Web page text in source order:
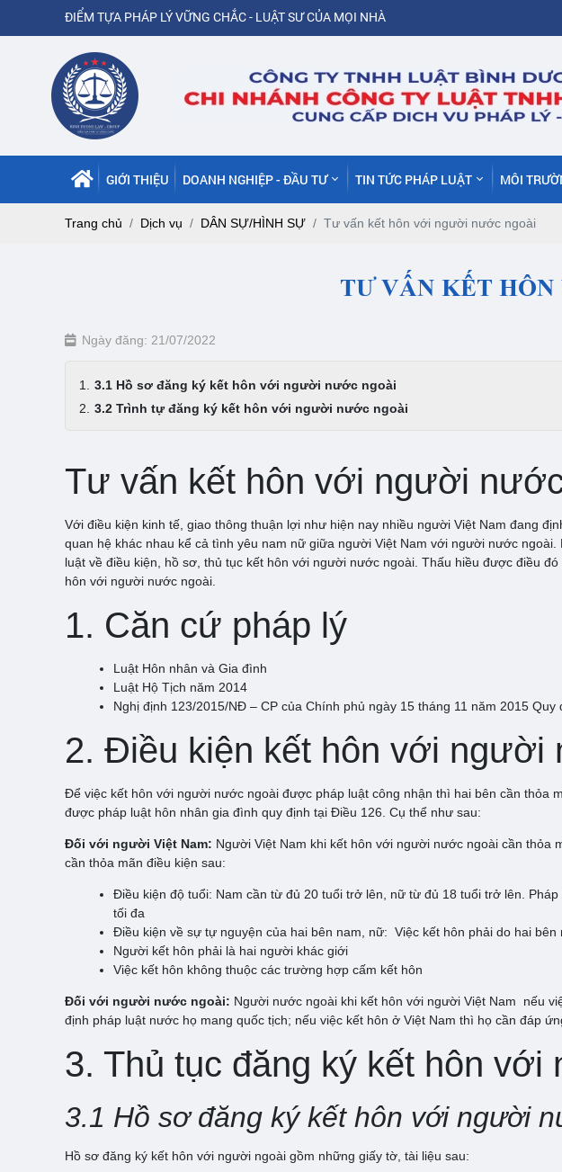
ĐIỂM TỰA PHÁP LÝ VỮNG CHẮC - LUẬT SƯ CỦA MỌI NHÀ
GIỚI THIỆU DOANH NGHIỆP - ĐẦU TƯ TIN TỨC PHÁP LUẬT MÔI
Trang chủ Dịch vụ DÂN SỰ/HÌNH SỰ Tư vấn kết hôn với người nước ngoài
TƯ VẤN KẾT
Ngày đăng: 21/07/2022
3.1 Hồ sơ đăng ký kết hôn với người nước ngoài
3.2 Trình tự đăng ký kết hôn với người nước ngoài
Tư vấn kết hôn với người
Với điều kiện kinh tế, giao thông thuận lợi như hiện nay nhiều người Việt Nam đang
quan hệ khác nhau kể cả tình yêu nam nữ giữa người Việt Nam với người nước
luật về điều kiện, hồ sơ, thủ tục kết hôn với người nước ngoài. Thấu hiều được điều
hôn với người nước ngoài.
1. Căn cứ pháp lý
Luật Hôn nhân và Gia đình
Luật Hộ Tịch năm 2014
Nghị định 123/2015/NĐ – CP của Chính phủ ngày 15 tháng 11 năm 2015
2. Điều kiện kết hôn với người
Để việc kết hôn với người nước ngoài được pháp luật công nhận thì hai bên cần
được pháp luật hôn nhân gia đình quy định tại Điều 126. Cụ thể như sau:
Đối với người Việt Nam: Người Việt Nam khi kết hôn với người nước ngoài cần thỏa
cần thỏa mãn điều kiện sau:
Điều kiện độ tuổi: Nam cần từ đủ 20 tuổi trở lên, nữ từ đủ 18 tuổi trở lên.
tối đa
Điều kiện về sự tự nguyện của hai bên nam, nữ: Việc kết hôn phải do hai bên
Người kết hôn phải là hai người khác giới
Việc kết hôn không thuộc các trường hợp cấm kết hôn
Đối với người nước ngoài: Người nước ngoài khi kết hôn với người Việt Nam nếu
định pháp luật nước họ mang quốc tịch; nếu việc kết hôn ở Việt Nam thì họ cần đáp
3. Thủ tục đăng ký kết hôn
3.1 Hồ sơ đăng ký kết hôn với người
Hồ sơ đăng ký kết hôn với người ngoài gồm những giấy tờ, tài liệu sau: